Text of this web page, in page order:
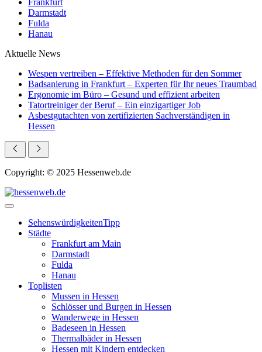
Darmstadt
Fulda
Hanau
Aktuelle News
Wespen vertreiben – Effektive Methoden für den Sommer
Badsanierung in Frankfurt – Experten für Ihr neues Traumbad
Ergonomie im Büro – Gesund und effizient arbeiten
Tatortreiniger der Beruf – Ein einzigartiger Job
Asbestgutachten von zertifizierten Sachverständigen in
Hessen
Copyright: © 2025 Hessenweb.de
SehenswürdigkeitenTipp
Städte
Frankfurt am Main
Darmstadt
Fulda
Hanau
Toplisten
Mussen in Hessen
Schlösser und Burgen in Hessen
Wanderwege in Hessen
Badeseen in Hessen
Thermalbäder in Hessen
Hessen mit Kindern entdecken